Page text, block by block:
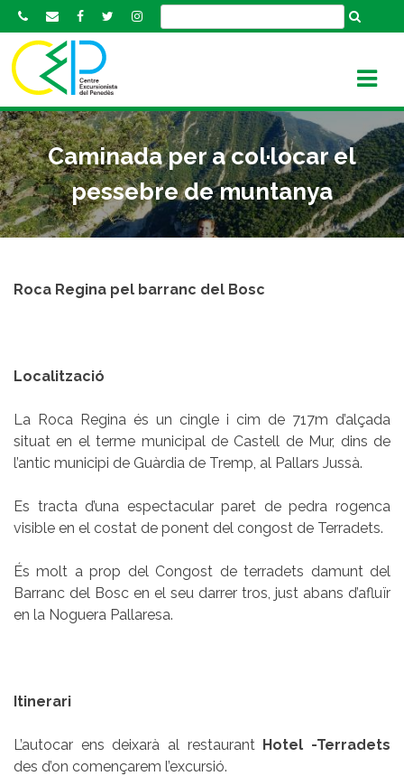
k
o
c
o
n
t
e
Caminada per a col·locar el
pessebre de muntanya
Roca Regina pel barranc del Bosc
Localització
La Roca Regina és un cingle i cim de 717m d’alçada
situat en el terme municipal de Castell de Mur, dins de
l’antic municipi de Guàrdia de Tremp, al Pallars Jussà.
Es tracta d’una espectacular paret de pedra rogenca
visible en el costat de ponent del congost de Terradets.
És molt a prop del Congost de terradets damunt del
Barranc del Bosc en el seu darrer tros, just abans d’afluïr
en la Noguera Pallaresa.
Itinerari
L’autocar ens deixarà al restaurant Hotel -Terradets
des d’on començarem l’excursió.